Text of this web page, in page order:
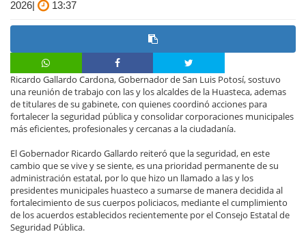
2026|
13:37
Ricardo Gallardo Cardona, Gobernador de San Luis Potosí, sostuvo
una reunión de trabajo con las y los alcaldes de la Huasteca, ademas
de titulares de su gabinete, con quienes coordinó acciones para
fortalecer la seguridad pública y consolidar corporaciones municipales
más eficientes, profesionales y cercanas a la ciudadanía.
El Gobernador Ricardo Gallardo reiteró que la seguridad, en este
cambio que se vive y se siente, es una prioridad permanente de su
administración estatal, por lo que hizo un llamado a las y los
presidentes municipales huasteco a sumarse de manera decidida al
fortalecimiento de sus cuerpos policiacos, mediante el cumplimiento
de los acuerdos establecidos recientemente por el Consejo Estatal de
Seguridad Pública.